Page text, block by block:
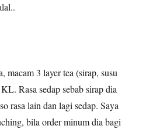
macam 3 layer tea (sirap, susu
Rasa sedap sebab sirap dia
rasa lain dan lagi sedap. Saya
bila order minum dia bagi